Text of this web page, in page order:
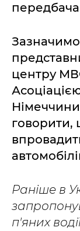
центру
говорити,
Раніше в
п'яних